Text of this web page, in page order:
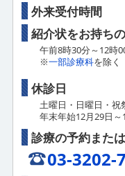
外来受付時間
紹介状をお持ち
午前8時30分～12時
※一部診療科を除く
休診日
土曜日・日曜日・祝
年末年始12月29日～
診療の予約また
03-3202-